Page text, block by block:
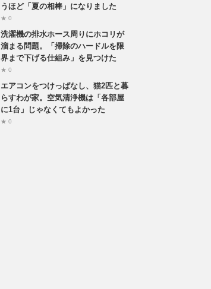
うほど「夏の相棒」になりました
★ 0
洗濯機の排水ホース周りにホコリが
溜まる問題。「掃除のハードルを限
界まで下げる仕組み」を見つけた
★ 0
エアコンをつけっぱなし、猫2匹と暮
らすわが家。空気清浄機は「各部屋
に1台」じゃなくてもよかった
★ 0